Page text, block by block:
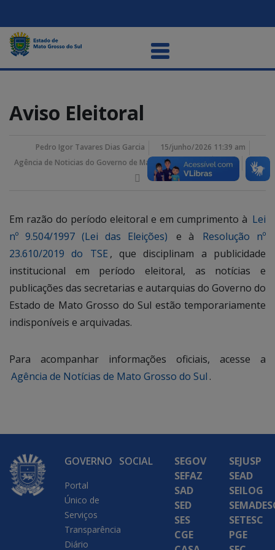
Aviso Eleitoral
Pedro Igor Tavares Dias Garcia
15/junho/2026 11:39 am
Agência de Noticias do Governo de Mato Grosso do Sul
Em razão do período eleitoral e em cumprimento à Lei
nº 9.504/1997 (Lei das Eleições)
e à
Resolução nº
23.610/2019 do TSE , que disciplinam a publicidade
institucional em período eleitoral, as notícias e
publicações das secretarias e autarquias do Governo do
Estado de Mato Grosso do Sul estão temporariamente
indisponíveis e arquivadas.
Para acompanhar informações oficiais, acesse a
Agência de Notícias de Mato Grosso do Sul .
GOVERNO
Portal
Único de
Serviços
Transparência
Diário
SOCIAL
SEGOV
SEFAZ
SAD
SED
SES
CGE
SEJUSP
SEAD
SEILOG
SETESC
PGE